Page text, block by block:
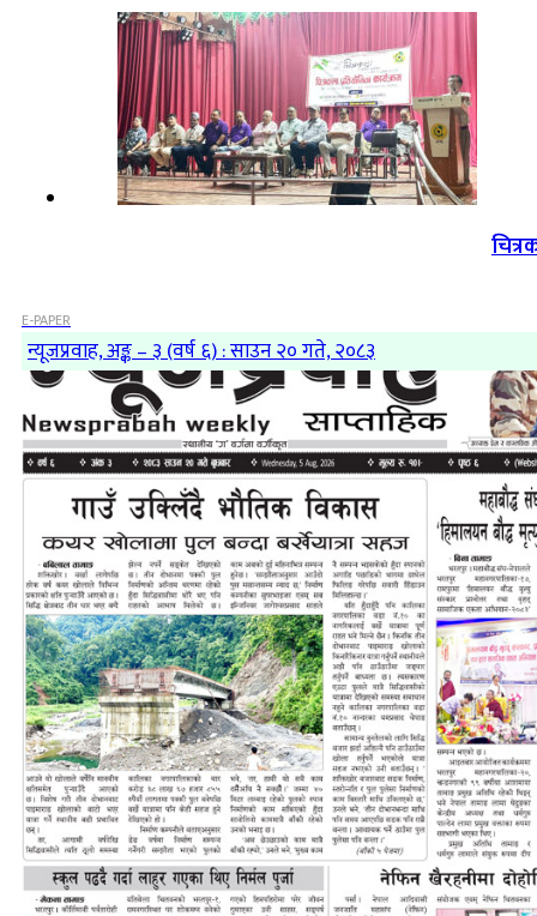
E-PAPER
न्यूजप्रवाह, अङ्क – ३ (वर्ष ६) : साउन २० गते, २०८३